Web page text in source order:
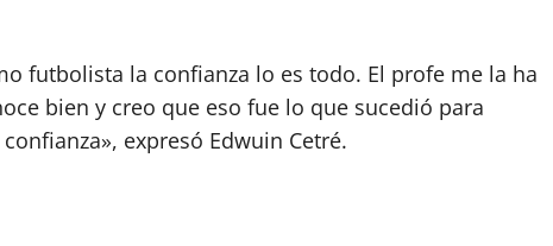
futbolista la confianza lo es todo. El profe me la ha
bien y creo que eso fue lo que sucedió para
expresó Edwuin Cetré.